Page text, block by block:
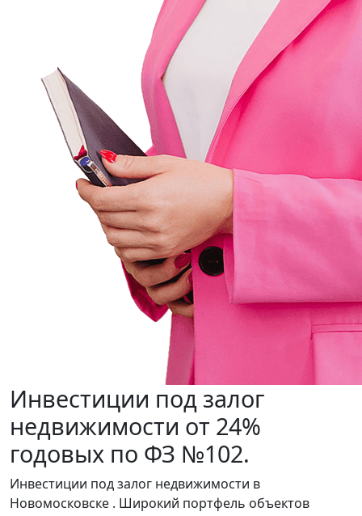
Инвестиции под залог
недвижимости от 24%
годовых по ФЗ №102.
Инвестиции под залог недвижимости в
Новомосковске . Широкий портфель объектов